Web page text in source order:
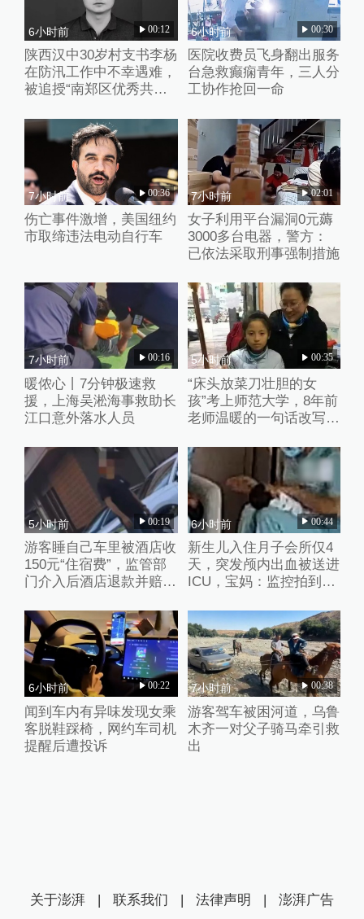
6小时前 00:12
陕西汉中30岁村支书李杨
在防汛工作中不幸遇难，
被追授“南郑区优秀共产
6小时前 00:30
医院收费员飞身翻出服务
台急救癫痫青年，三人分
工协作抢回一命
7小时前 00:36
伤亡事件激增，美国纽约
市取缔违法电动自行车
7小时前 02:01
女子利用平台漏洞0元薅
3000多台电器，警方：
已依法采取刑事强制措施
7小时前 00:16
暖侬心丨7分钟极速救
援，上海吴淞海事救助长
江口意外落水人员
5小时前 00:35
“床头放菜刀壮胆的女
孩”考上师范大学，8年前
老师温暖的一句话改写了
5小时前 00:19
游客睡自己车里被酒店收
150元“住宿费”，监管部
门介入后酒店退款并赔偿
6小时前 00:44
新生儿入住月子会所仅4
天，突发颅内出血被送进
ICU，宝妈：监控拍到护
6小时前 00:22
闻到车内有异味发现女乘
客脱鞋踩椅，网约车司机
提醒后遭投诉
7小时前 00:38
游客驾车被困河道，乌鲁
木齐一对父子骑马牵引救
出
关于澎湃 | 联系我们 | 法律声明 | 澎湃广告